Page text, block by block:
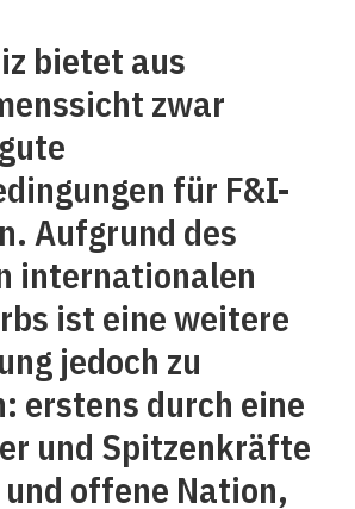
bietet aus
zwar
für F&I-
Aufgrund des
internationalen
ist eine weitere
jedoch zu
erstens durch eine
und Spitzenkräfte
offene Nation,